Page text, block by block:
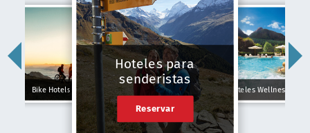
Bike Hotels
Hoteles para
senderistas
Reservar
Hoteles Wellness